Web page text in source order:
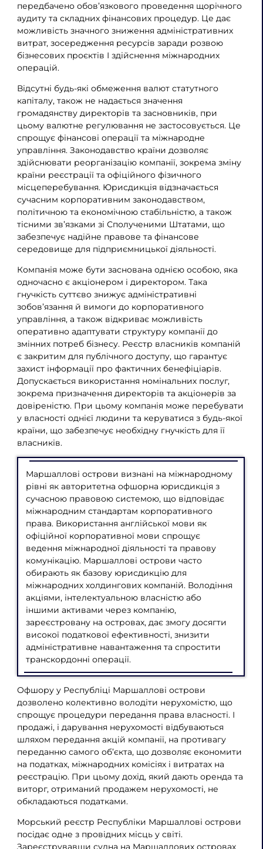
передбачено обов’язкового проведення щорічного
аудиту та складних фінансових процедур. Це дає
можливість значного зниження адміністративних
витрат, зосередження ресурсів заради розвою
бізнесових проєктів І здійснення міжнародних
операцій.
Відсутні будь-які обмеження валют статутного
капіталу, також не надається значення
громадянству директорів та засновників, при
цьому валютне регулювання не застосовується. Це
спрощує фінансові операції та міжнародне
управління. Законодавство країни дозволяє
здійснювати реорганізацію компанії, зокрема зміну
країни реєстрації та офіційного фізичного
місцеперебування. Юрисдикція відзначається
сучасним корпоративним законодавством,
політичною та економічною стабільністю, а також
тісними зв’язками зі Сполученими Штатами, що
забезпечує надійне правове та фінансове
середовище для підприємницької діяльності.
Компанія може бути заснована однією особою, яка
одночасно є акціонером і директором. Така
гнучкість суттєво знижує адміністративні
зобов’язання й вимоги до корпоративного
управління, а також відкриває можливість
оперативно адаптувати структуру компанії до
змінних потреб бізнесу. Реєстр власників компаній
є закритим для публічного доступу, що гарантує
захист інформації про фактичних бенефіціарів.
Допускається використання номінальних послуг,
зокрема призначення директорів та акціонерів за
довіреністю. При цьому компанія може перебувати
у власності однієї людини та керуватися з будь-якої
країни, що забезпечує необхідну гнучкість для її
власників.
Маршаллові острови визнані на міжнародному
рівні як авторитетна офшорна юрисдикція з
сучасною правовою системою, що відповідає
міжнародним стандартам корпоративного
права. Використання англійської мови як
офіційної корпоративної мови спрощує
ведення міжнародної діяльності та правову
комунікацію. Маршаллові острови часто
обирають як базову юрисдикцію для
міжнародних холдингових компаній. Володіння
акціями, інтелектуальною власністю або
іншими активами через компанію,
зареєстровану на островах, дає змогу досягти
високої податкової ефективності, знизити
адміністративне навантаження та спростити
транскордонні операції.
Офшору у Республіці Маршаллові острови
дозволено колективно володіти нерухомістю, що
спрощує процедури передання права власності. І
продажі, і дарування нерухомості відбуваються
шляхом передання акцій компанії, на противагу
переданню самого об’єкта, що дозволяє економити
на податках, міжнародних комісіях і витратах на
реєстрацію. При цьому дохід, який дають оренда та
виторг, отриманий продажем нерухомості, не
обкладаються податками.
Морський реєстр Республіки Маршаллові острови
посідає одне з провідних місць у світі.
Зареєструвавши судна на Маршаллових островах